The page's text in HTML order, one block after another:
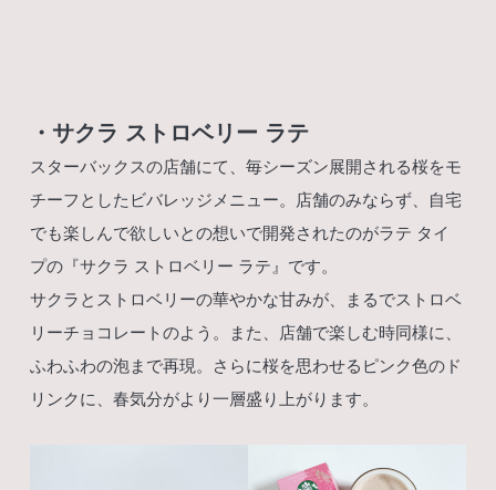
・サクラ ストロベリー ラテ
スターバックスの店舗にて、毎シーズン展開される桜をモ
チーフとしたビバレッジメニュー。店舗のみならず、自宅
でも楽しんで欲しいとの想いで開発されたのがラテ タイ
プの『サクラ ストロベリー ラテ』です。
サクラとストロベリーの華やかな甘みが、まるでストロベ
リーチョコレートのよう。また、店舗で楽しむ時同様に、
ふわふわの泡まで再現。さらに桜を思わせるピンク色のド
リンクに、春気分がより一層盛り上がります。